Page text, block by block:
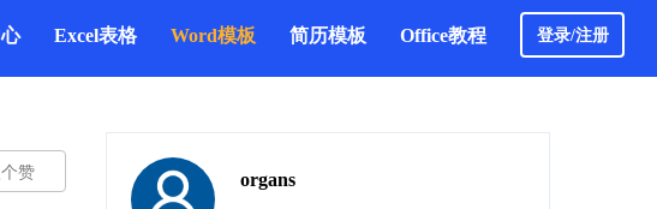
Excel表格 Word模板 简历模板 Office教程 登录/注册
赞 organs